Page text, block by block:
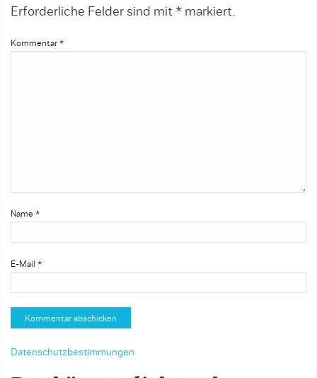
Erforderliche Felder sind mit * markiert.
Kommentar *
Name *
E-Mail *
Datenschutzbestimmungen